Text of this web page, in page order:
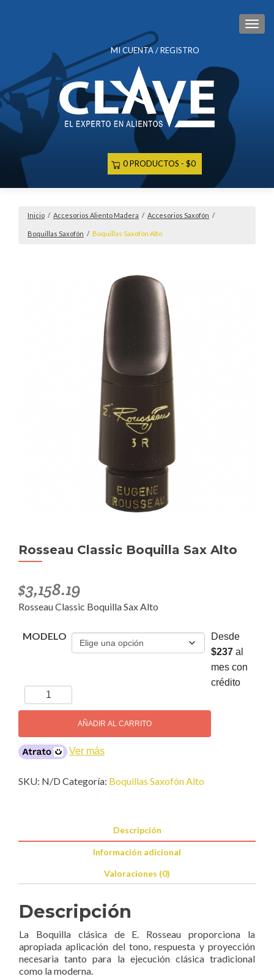
MI CUENTA / REGISTRO
0 PRODUCTOS $0
Inicio / Accesorios Aliento Madera / Accesorios Saxofón /
Boquillas Saxofón / Boquillas Saxofón Alto
Rosseau Classic Boquilla Sax Alto
$3,158.19
Rosseau Classic Boquilla Sax Alto
MODELO
Rosseau
Classic
Sax
Alto
AÑADIR AL CARRITO
Desde
$237 al
mes con
crédito
Ver más
SKU: N/D Categoría: Boquillas Saxofón Alto
Descripción
Información adicional
Valoraciones (0)
Descripción
La Boquilla clásica de E. Rosseau proporciona la
apropiada aplicación del tono, respuesta y proyección
necesaria tanto para la ejecución clásica tradicional
como la moderna.